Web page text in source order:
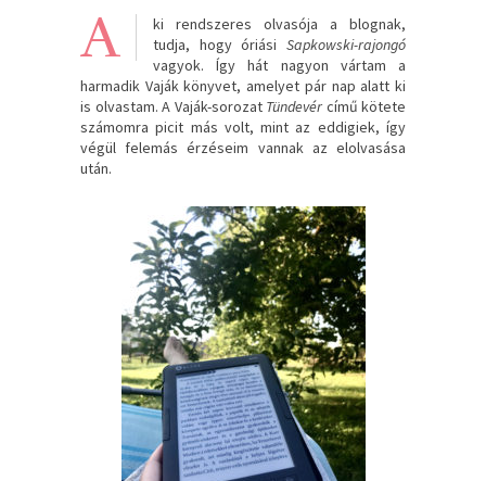
A
ki rendszeres olvasója a blognak,
tudja, hogy óriási Sapkowski-rajongó
vagyok. Így hát nagyon vártam a
harmadik Vaják könyvet, amelyet pár nap alatt ki
is olvastam. A Vaják-sorozat Tündevércímű kötete
számomra picit más volt, mint az eddigiek, így
végül felemás érzéseim vannak az elolvasása
után.